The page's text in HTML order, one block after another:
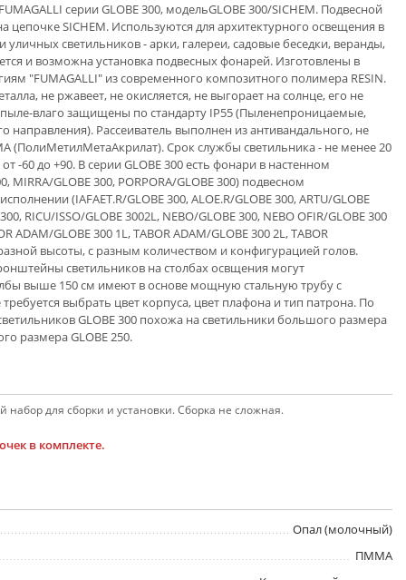
серии GLOBE 300, модельGLOBE 300/SICHEM. Подвесной
цепочке SICHEM. Используются для архитектурного освещения в
уличных светильников - арки, галереи, садовые беседки, веранды,
и возможна установка подвесных фонарей. Изготовлены в
"FUMAGALLI" из современного композитного полимера RESIN.
не ржавеет, не окисляется, не выгорает на солнце, его не
влаго защищены по стандарту IP55 (Пыленепроницаемые,
направления). Рассеиватель выполнен из антивандального, не
(ПолиМетилМетаАкрилат). Срок службы светильника - не менее 20
-60 до +90. В серии GLOBE 300 есть фонари в настенном
MIRRA/GLOBE 300, PORPORA/GLOBE 300) подвесном
(IAFAET.R/GLOBE 300, ALOE.R/GLOBE 300, ARTU/GLOBE
RICU/ISSO/GLOBE 3002L, NEBO/GLOBE 300, NEBO OFIR/GLOBE 300
ADAM/GLOBE 300 1L, TABOR ADAM/GLOBE 300 2L, TABOR
высоты, с разным количеством и конфигурацией голов.
светильников на столбах освщения могут
выше 150 см имеют в основе мощную стальную трубу с
выбрать цвет корпуса, цвет плафона и тип патрона. По
GLOBE 300 похожа на светильники большого размера
размера GLOBE 250.
набор для сборки и установки. Сборка не сложная.
в комплекте.
Опал (молочный)
ПММА